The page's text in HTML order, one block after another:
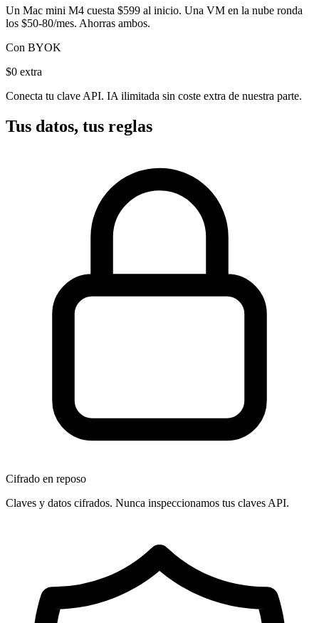
Un Mac mini M4 cuesta $599 al inicio. Una VM en la nube ronda
los $50-80/mes. Ahorras ambos.
Con BYOK
$0 extra
Conecta tu clave API. IA ilimitada sin coste extra de nuestra parte.
Tus datos, tus reglas
Cifrado en reposo
Claves y datos cifrados. Nunca inspeccionamos tus claves API.